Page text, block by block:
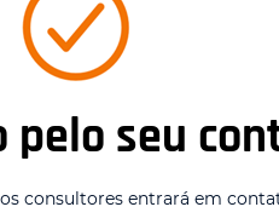
pelo seu
consultores entrará em